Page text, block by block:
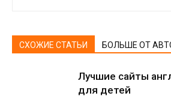
СХОЖИЕ СТАТЬИ БОЛЬШЕ ОТ
Лучшие сайты
для детей